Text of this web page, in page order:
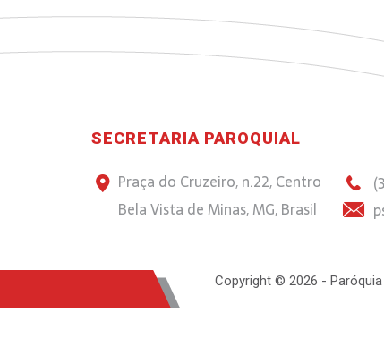
SECRETARIA PAROQUIAL
Praça do Cruzeiro, n.22, Centro
Bela Vista de Minas, MG, Brasil
Copyright © 2026 -